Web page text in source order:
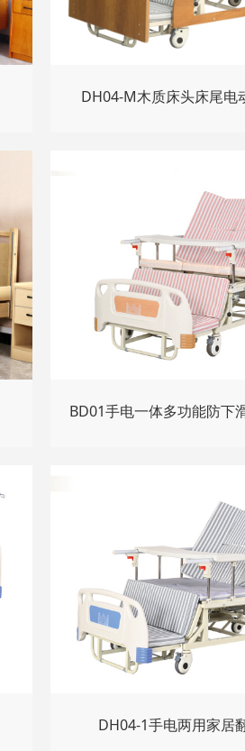
DH04-M木质床头床尾电
BD01手电一体多功能防下
DH04-1手电两用家居